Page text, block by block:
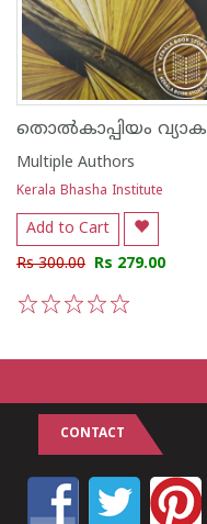
Multiple Authors
Kerala Bhasha Institute
Add to Cart
Rs 300.00 Rs 279.00
CONTACT